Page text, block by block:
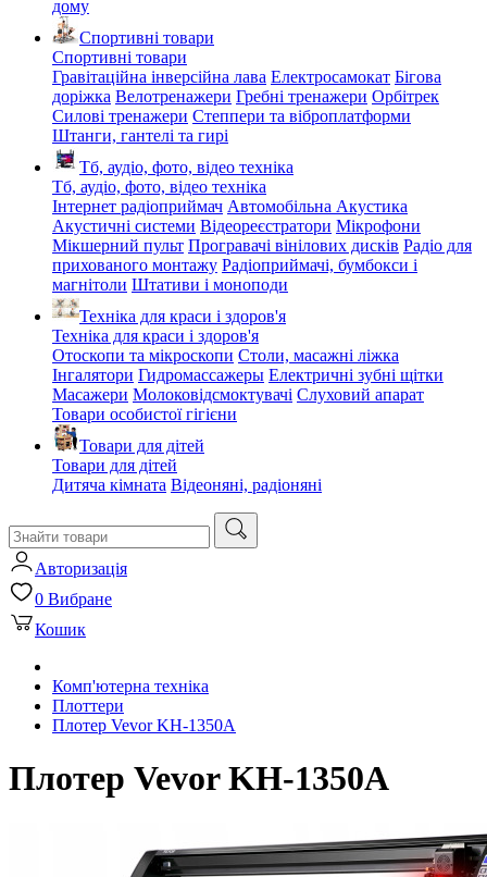
дому
Спортивні товари
Спортивні товари
Гравітаційна інверсійна лава Електросамокат Бігова
доріжка Велотренажери Гребні тренажери Орбітрек
Силові тренажери Степпери та віброплатформи
Штанги, гантелі та гирі
Тб, аудіо, фото, відео техніка
Тб, аудіо, фото, відео техніка
Інтернет радіоприймач Автомобільна Акустика
Акустичні системи Відеореєстратори Мікрофони
Мікшерний пульт Програвачі вінілових дисків Радіо для
прихованого монтажу Радіоприймачі, бумбокси і
магнітоли Штативи і моноподи
Техніка для краси і здоров'я
Техніка для краси і здоров'я
Отоскопи та мікроскопи Столи, масажні ліжка
Інгалятори Гидромассажеры Електричні зубні щітки
Масажери Молоковідсмоктувачі Слуховий апарат
Товари особистої гігієни
Товари для дітей
Товари для дітей
Дитяча кімната Відеоняні, радіоняні
Авторизація
0 Вибране
Кошик
Комп'ютерна техніка
Плоттери
Плотер Vevor KH-1350A
Плотер Vevor KH-1350A